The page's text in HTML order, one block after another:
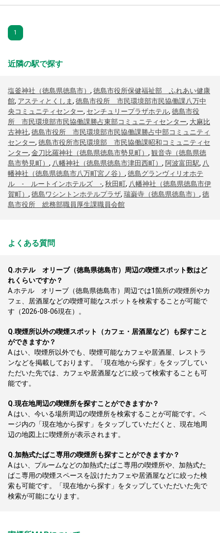
1
近隣の駅で探す
塩釜神社（徳島県徳島市） , 徳島市役所保健福祉部 ふれあい健康
館, アスティとくしま, 徳島市役所 市民環境部市民協働課八万中
央コミュニティセンター, センチュリープラザホテル, 徳島市役
所 市民環境部市民協働課勝占東部コミュニティセンター, 大麻比
古神社, 徳島市役所 市民環境部市民協働課勝占中部コミュニティ
センター, 徳島市役所市民環境部 市民協働課昭和コミュニティセ
ンター, 金刀比羅神社（徳島県徳島市勢見町） , 観音寺（徳島県徳
島市勢見町） , 八幡神社（徳島県徳島市津田西町） , 阿波富田駅, 八
幡神社（徳島県徳島市八万町宮ノ谷） , 徳島グランヴィリオホテ
ル - ルートインホテルズ -, 秋田町, 八幡神社（徳島県徳島市伊
賀町） , 徳島ワシントンホテルプラザ, 瑞巌寺（徳島県徳島市） , 徳
島市役所 総務部職員厚生課職員会館
よくある質問
Q.ホテル オリーブ（徳島県徳島市）周辺の喫煙スポット数はど
れくらいですか？
A. ホテル オリーブ（徳島県徳島市）周辺では1箇所の喫煙所やカ
フェ、居酒屋などの喫煙可能なスポットを検索することが可能で
す（2026-08-06現在）。
Q.喫煙所以外の喫煙スポット（カフェ・居酒屋など）も探すこと
ができますか？
A. はい、喫煙所以外でも、喫煙可能なカフェや居酒屋、レストラ
ンなどを掲載しております。「現在地から探す」をタップしてい
ただいた先では、カフェや居酒屋などに絞って検索することも可
能です。
Q.現在地周辺の喫煙所を探すことができますか？
A. はい、今いる場所周辺の喫煙所を検索することが可能です。ペ
ージ内の「現在地から探す」をタップしていただくと、現在地周
辺の地図上に喫煙所が表示されます。
Q.加熱式たばこ専用の喫煙所も探すことができますか？
A. はい、プルームなどの加熱式たばこ専用の喫煙所や、加熱式た
ばこ専用の喫煙スペースを設けたカフェや居酒屋などに絞った検
索も可能です。「現在地から探す」をタップしていただいた先で
検索が可能になります。